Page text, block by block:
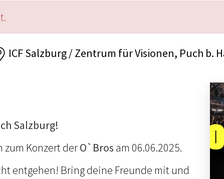
ICF Salzburg / Zentrum für Visionen, Puch b.
Salzburg!
Konzert derO`Bros am 06.06.2025.
entgehen! Bring deine Freunde mit und